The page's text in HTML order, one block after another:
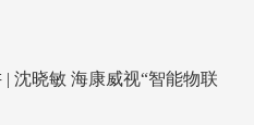
沈晓敏 海康威视“智能物联